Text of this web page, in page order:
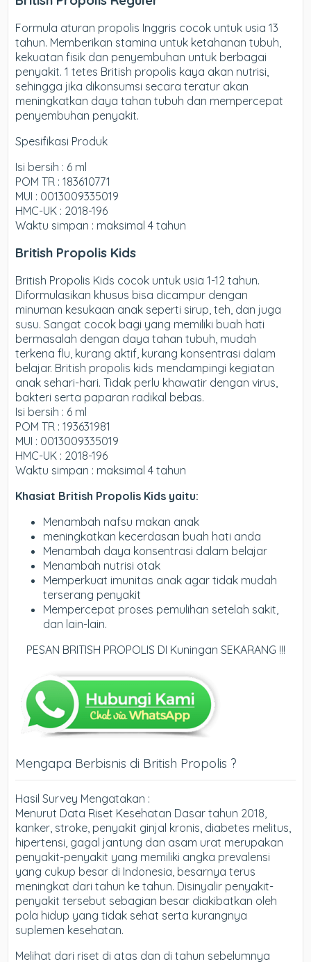
Formula aturan propolis Inggris cocok untuk usia 13
tahun. Memberikan stamina untuk ketahanan tubuh,
kekuatan fisik dan penyembuhan untuk berbagai
penyakit. 1 tetes British propolis kaya akan nutrisi,
sehingga jika dikonsumsi secara teratur akan
meningkatkan daya tahan tubuh dan mempercepat
penyembuhan penyakit.
Spesifikasi Produk
Isi bersih : 6 ml
POM TR : 183610771
MUI : 0013009335019
HMC-UK : 2018-196
Waktu simpan : maksimal 4 tahun
British Propolis Kids
British Propolis Kids cocok untuk usia 1-12 tahun.
Diformulasikan khusus bisa dicampur dengan
minuman kesukaan anak seperti sirup, teh, dan juga
susu. Sangat cocok bagi yang memiliki buah hati
bermasalah dengan daya tahan tubuh, mudah
terkena flu, kurang aktif, kurang konsentrasi dalam
belajar. British propolis kids mendampingi kegiatan
anak sehari-hari. Tidak perlu khawatir dengan virus,
bakteri serta paparan radikal bebas.
Isi bersih : 6 ml
POM TR : 193631981
MUI : 0013009335019
HMC-UK : 2018-196
Waktu simpan : maksimal 4 tahun
Khasiat British Propolis Kids yaitu:
Menambah nafsu makan anak
meningkatkan kecerdasan buah hati anda
Menambah daya konsentrasi dalam belajar
Menambah nutrisi otak
Memperkuat imunitas anak agar tidak mudah
terserang penyakit
Mempercepat proses pemulihan setelah sakit,
dan lain-lain.
PESAN BRITISH PROPOLIS DI Kuningan SEKARANG !!!
Mengapa Berbisnis di British Propolis ?
Hasil Survey Mengatakan :
Menurut Data Riset Kesehatan Dasar tahun 2018,
kanker, stroke, penyakit ginjal kronis, diabetes melitus,
hipertensi, gagal jantung dan asam urat merupakan
penyakit-penyakit yang memiliki angka prevalensi
yang cukup besar di Indonesia, besarnya terus
meningkat dari tahun ke tahun. Disinyalir penyakit-
penyakit tersebut sebagian besar diakibatkan oleh
pola hidup yang tidak sehat serta kurangnya
suplemen kesehatan.
Melihat dari riset di atas dan di tahun sebelumnya